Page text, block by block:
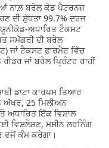
ਨਾਲ਼ ਬਰੇਲ ਕੋਡ ਪੈਟਰਨਜ਼
ਦੀ ਸ਼ੁੱਧਤਾ 99.7% ਦਰਜ
ਅਧਾਰਿਤ ਟੈਕਸਟ
ਸਮੱਗਰੀ ਦੀ ਬਰੇਲ
ਜਾਂ ਟੈਕਸਟ ਫਾਰਮੈਟ ਵਿੱਚ
ਜਾਂ ਬਰੇਲ ਪ੍ਰਿੰਟਰ ਰਾਹੀਂ
ਡਾਟਾ ਕਾਰਪਸ ਤਿਆਰ
ਅੱਖਰ, 25 ਮਿਲੀਅਨ
ਅਧਾਰਿਤ ਇੱਕ ਵਿਸ਼ਾਲ
ਵਿਸ਼ਲੇਸ਼ਣ, ਮਸ਼ੀਨ ਲਰਨਿੰਗ
ਵਜੋਂ ਕੰਮ ਕਰੇਗਾ।